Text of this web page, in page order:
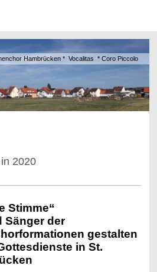
Hambrücken * Vocalitas * Coro Piccolo
2020
Stimme“
Sänger der
gestalten
in St.